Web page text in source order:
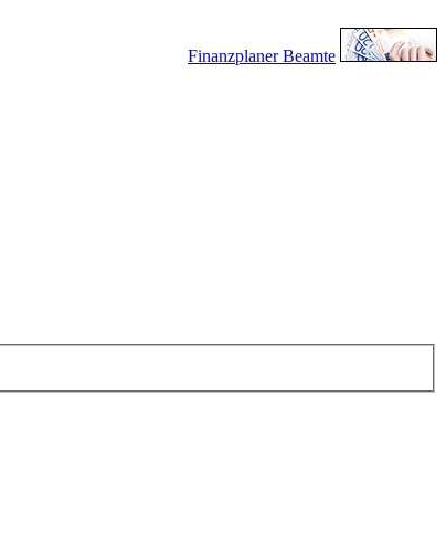
Finanzplaner Beamte